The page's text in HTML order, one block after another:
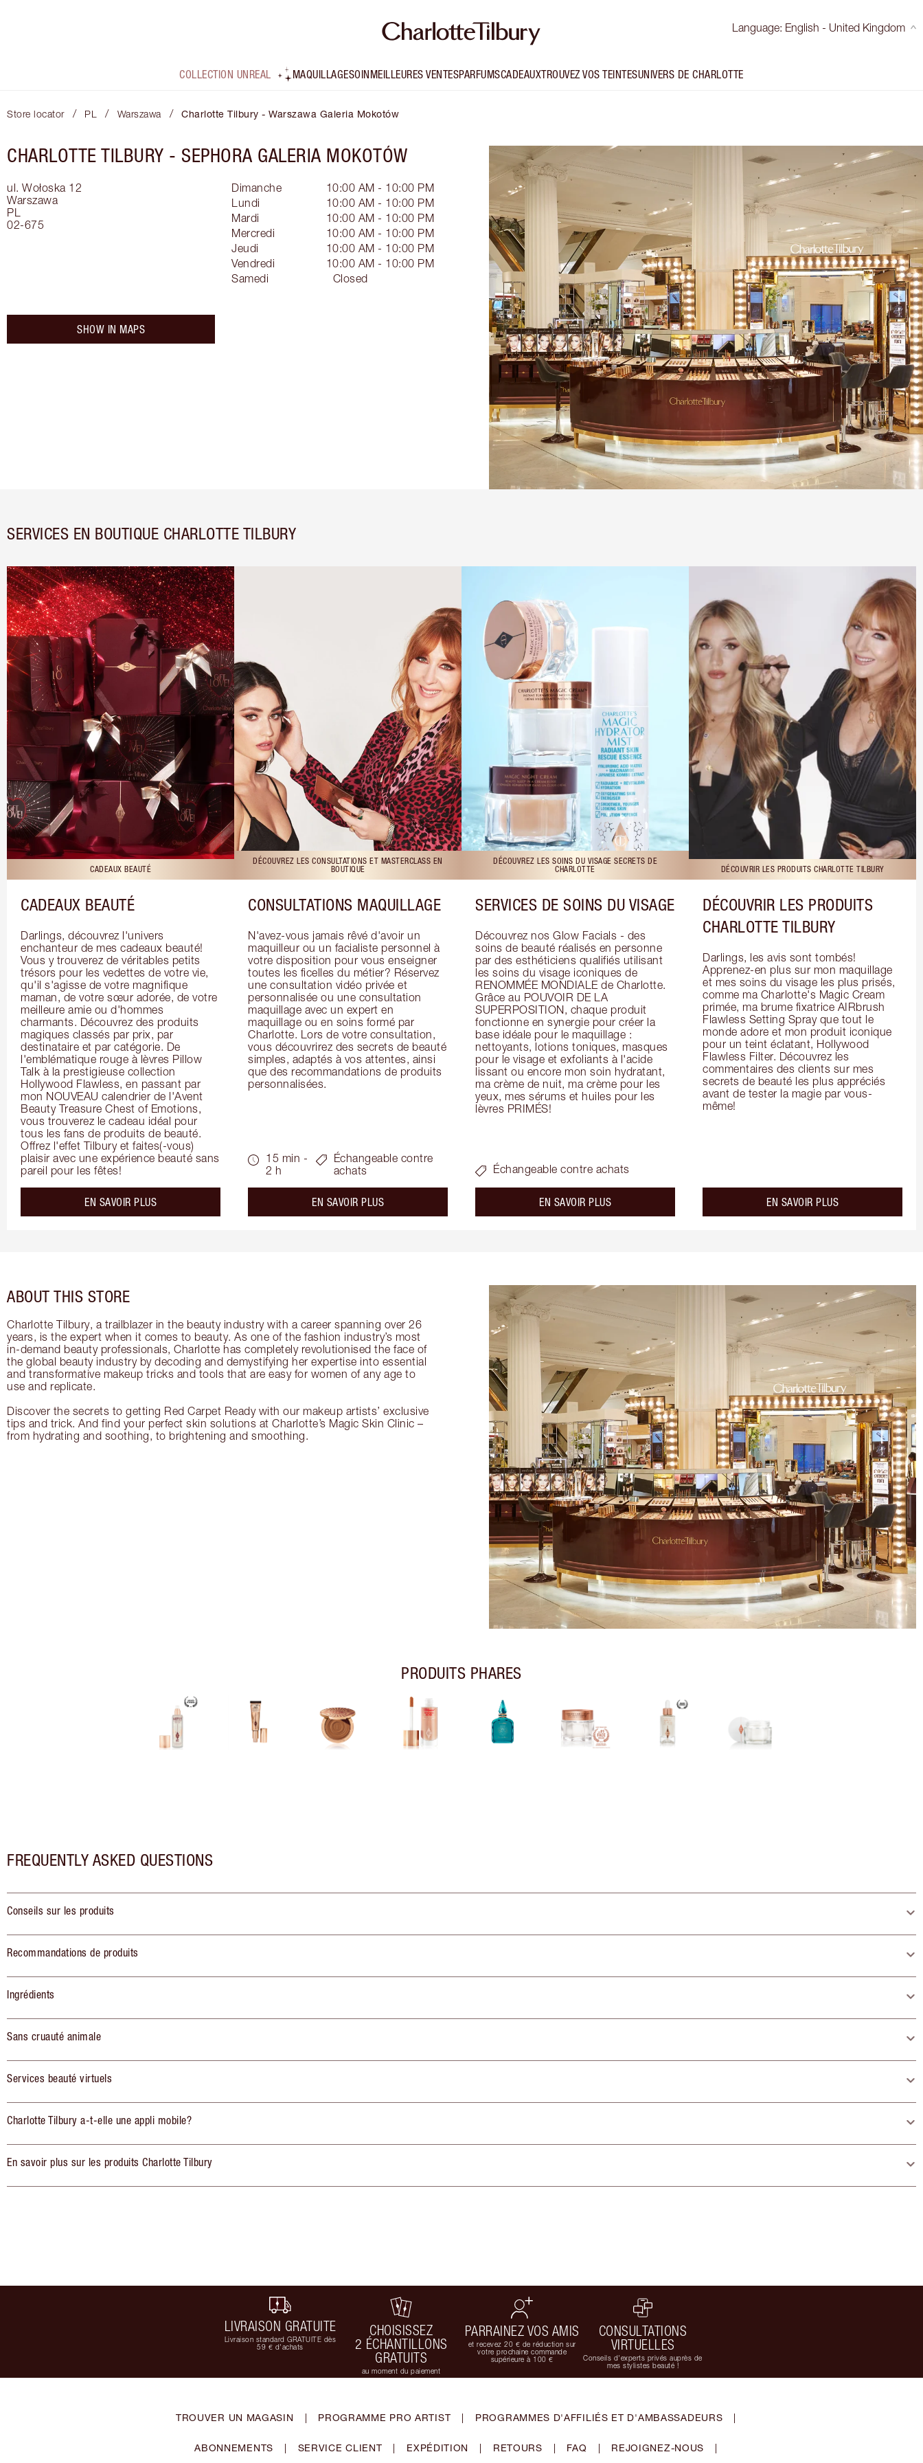
Language: English - United Kingdom
COLLECTION UNREAL MAQUILLAGESOINMEILLEURES VENTESPARFUMSCADEAUXTROUVEZ VOS TEINTESUNIVERS DE CHARLOTTE
Store locator / PL / Warszawa / Charlotte Tilbury - Warszawa Galeria Mokotów
CHARLOTTE TILBURY - SEPHORA GALERIA MOKOTÓW
ul. Wołoska 12
Warszawa
PL
02-675
Dimanche
10:00 AM - 10:00 PM
Lundi
10:00 AM - 10:00 PM
Mardi
10:00 AM - 10:00 PM
Mercredi
10:00 AM - 10:00 PM
Jeudi
10:00 AM - 10:00 PM
Vendredi
10:00 AM - 10:00 PM
Samedi
Closed
SHOW IN MAPS
SERVICES EN BOUTIQUE CHARLOTTE TILBURY
CADEAUX BEAUTÉ
CADEAUX BEAUTÉ
Darlings, découvrez l'univers
enchanteur de mes cadeaux beauté!
Vous y trouverez de véritables petits
trésors pour les vedettes de votre vie,
qu'il s'agisse de votre magnifique
maman, de votre sœur adorée, de votre
meilleure amie ou d'hommes
charmants. Découvrez des produits
magiques classés par prix, par
destinataire et par catégorie. De
l'emblématique rouge à lèvres Pillow
Talk à la prestigieuse collection
Hollywood Flawless, en passant par
mon NOUVEAU calendrier de l'Avent
Beauty Treasure Chest of Emotions,
vous trouverez le cadeau idéal pour
tous les fans de produits de beauté.
Offrez l'effet Tilbury et faites(-vous)
plaisir avec une expérience beauté sans
pareil pour les fêtes!
EN SAVOIR PLUSabout the
DÉCOUVREZ LES CONSULTATIONS ET MASTERCLASS EN
BOUTIQUE
CONSULTATIONS MAQUILLAGE
N'avez-vous jamais rêvé d'avoir un
maquilleur ou un facialiste personnel à
votre disposition pour vous enseigner
toutes les ficelles du métier? Réservez
une consultation vidéo privée et
personnalisée ou une consultation
maquillage avec un expert en
maquillage ou en soins formé par
Charlotte. Lors de votre consultation,
vous découvrirez des secrets de beauté
simples, adaptés à vos attentes, ainsi
que des recommandations de produits
personnalisées.
15 min -
2 h
Échangeable contre
achats
EN SAVOIR PLUSabout the
DÉCOUVREZ LES SOINS DU VISAGE SECRETS DE
CHARLOTTE
SERVICES DE SOINS DU VISAGE
Découvrez nos Glow Facials - des
soins de beauté réalisés en personne
par des esthéticiens qualifiés utilisant
les soins du visage iconiques de
RENOMMÉE MONDIALE de Charlotte.
Grâce au POUVOIR DE LA
SUPERPOSITION, chaque produit
fonctionne en synergie pour créer la
base idéale pour le maquillage :
nettoyants, lotions toniques, masques
pour le visage et exfoliants à l'acide
lissant ou encore mon soin hydratant,
ma crème de nuit, ma crème pour les
yeux, mes sérums et huiles pour les
lèvres PRIMÉS!
Échangeable contre achats
EN SAVOIR PLUSabout the
DÉCOUVRIR LES PRODUITS CHARLOTTE TILBURY
DÉCOUVRIR LES PRODUITS
CHARLOTTE TILBURY
Darlings, les avis sont tombés!
Apprenez-en plus sur mon maquillage
et mes soins du visage les plus prisés,
comme ma Charlotte's Magic Cream
primée, ma brume fixatrice AIRbrush
Flawless Setting Spray que tout le
monde adore et mon produit iconique
pour un teint éclatant, Hollywood
Flawless Filter. Découvrez les
commentaires des clients sur mes
secrets de beauté les plus appréciés
avant de tester la magie par vous-
même!
EN SAVOIR PLUSabout the
ABOUT THIS STORE
Charlotte Tilbury, a trailblazer in the beauty industry with a career spanning over 26
years, is the expert when it comes to beauty. As one of the fashion industry’s most
in-demand beauty professionals, Charlotte has completely revolutionised the face of
the global beauty industry by decoding and demystifying her expertise into essential
and transformative makeup tricks and tools that are easy for women of any age to
use and replicate.
Discover the secrets to getting Red Carpet Ready with our makeup artists’ exclusive
tips and trick. And find your perfect skin solutions at Charlotte’s Magic Skin Clinic –
from hydrating and soothing, to brightening and smoothing.
PRODUITS PHARES
FREQUENTLY ASKED QUESTIONS
Conseils sur les produits
Recommandations de produits
Ingrédients
Sans cruauté animale
Services beauté virtuels
Charlotte Tilbury a-t-elle une appli mobile?
En savoir plus sur les produits Charlotte Tilbury
LIVRAISON GRATUITE
Livraison standard GRATUITE dès
59 € d'achats
CHOISISSEZ
2 ÉCHANTILLONS
GRATUITS
au moment du paiement
PARRAINEZ VOS AMIS
et recevez 20 € de réduction sur
votre prochaine commande
supérieure à 100 €
CONSULTATIONS
VIRTUELLES
Conseils d'experts privés auprès de
mes stylistes beauté !
TROUVER UN MAGASIN | PROGRAMME PRO ARTIST | PROGRAMMES D'AFFILIÉS ET D'AMBASSADEURS |
ABONNEMENTS | SERVICE CLIENT | EXPÉDITION | RETOURS | FAQ | REJOIGNEZ-NOUS |